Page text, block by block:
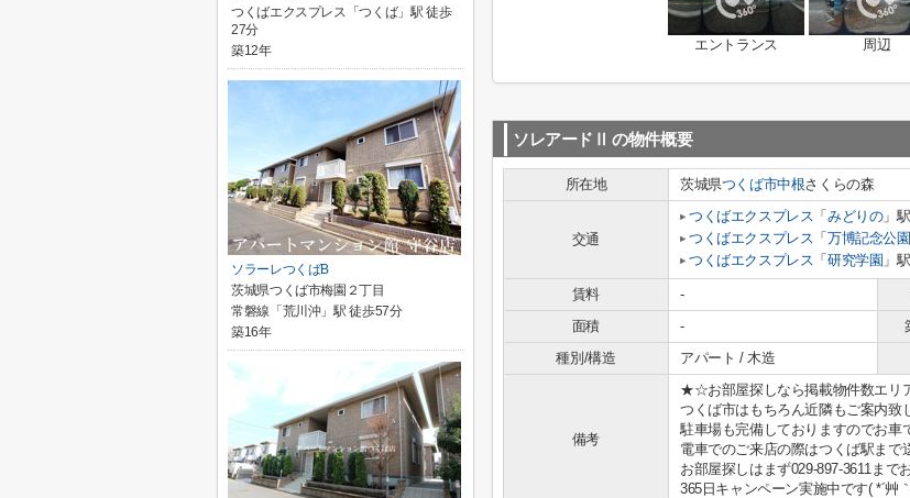
エントランス 周辺
ソレアードⅡ の物件概要
所在地 茨城県つくば市中根さくらの森
交通
つくばエクスプレス 「みどりの」
つくばエクスプレス 「万博記念公園
つくばエクスプレス 「研究学園 」
賃料 -
面積
-
種別/構造
アパート / 木造
備考
★☆お部屋探しなら掲載物件数エ
つくば市はもちろん近隣もご案内致
駐車場も完備しておりますのでお車
電車でのご来店の際はつくば駅ま
お部屋探しはまず029-897-3611まで
365日キャンペーン実施中です( *´艸
つくばエクスプレス「つくば」駅 徒歩
27分
築12年
ソラーレつくばB
茨城県つくば市梅園２丁目
常磐線「荒川沖」駅 徒歩57分
築16年